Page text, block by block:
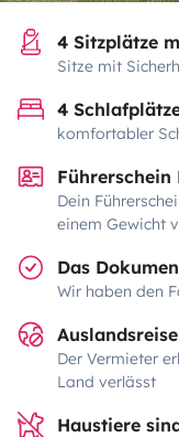
4 Sitzplätze
Sitze mit
4
komfortabler
Führerschein
Dein
einem Gewicht
Das
Wir haben den
Der Vermieter
Land verlässt
Haustiere